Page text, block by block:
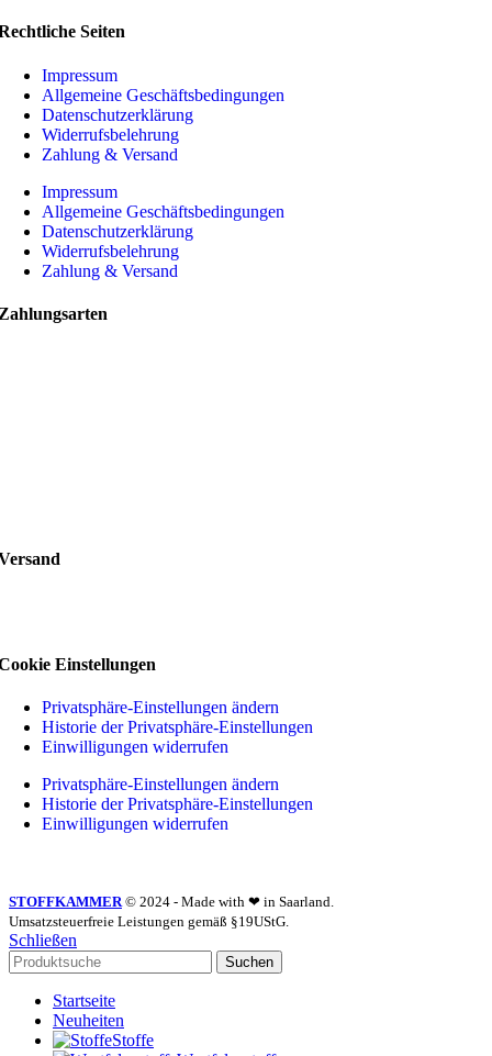
Seiten
Impressum
Allgemeine Geschäftsbedingungen
Datenschutzerklärung
Widerrufsbelehrung
Zahlung & Versand
Impressum
Allgemeine Geschäftsbedingungen
Datenschutzerklärung
Widerrufsbelehrung
Zahlung & Versand
Einstellungen
Privatsphäre-Einstellungen ändern
Historie der Privatsphäre-Einstellungen
Einwilligungen widerrufen
Privatsphäre-Einstellungen ändern
Historie der Privatsphäre-Einstellungen
Einwilligungen widerrufen
STOFFKAMMER© 2024 - Made with ❤ in Saarland.
Umsatzsteuerfreie Leistungen gemäß §19UStG.
Schließen
Suchen
Startseite
Neuheiten
Stoffe